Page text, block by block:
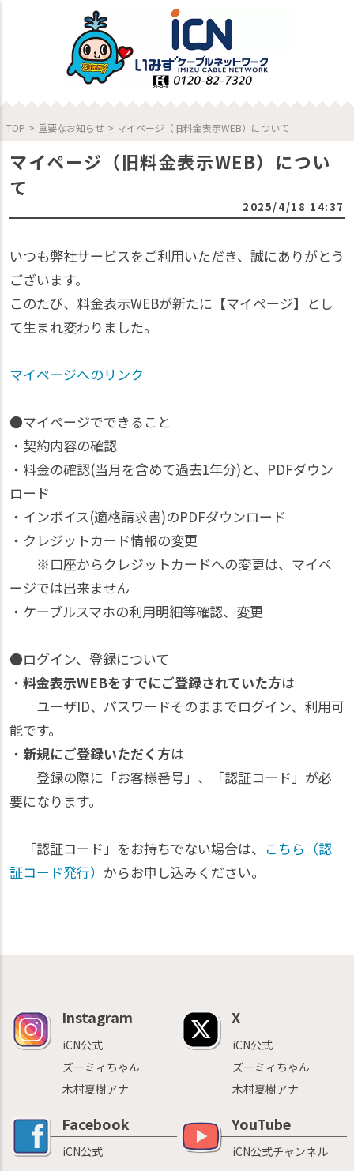
TOP > 重要なお知らせ > マイページ（旧料金表示WEB）について
マイページ（旧料金表示WEB）につい
て
2025/4/18 14:37
いつも弊社サービスをご利用いただき、誠にありがとう
ございます。
このたび、料金表示WEBが新たに【マイページ】とし
て生まれ変わりました。
マイページへのリンク
●マイページでできること
・契約内容の確認
・料金の確認(当月を含めて過去1年分)と、PDFダウン
ロード
・インボイス(適格請求書)のPDFダウンロード
・クレジットカード情報の変更
※口座からクレジットカードへの変更は、マイペ
ージでは出来ません
・ケーブルスマホの利用明細等確認、変更
●ログイン、登録について
・ 料金表示WEBをすでにご登録されていた方は
ユーザID、パスワードそのままでログイン、利用可
能です。
・ 新規にご登録いただく方は
登録の際に「お客様番号」、「認証コード」が必
要になります。
「認証コード」をお持ちでない場合は、 こちら（認
証コード発行） からお申し込みください。
Instagram
iCN公式
ズーミィちゃん
木村夏樹アナ
X
iCN公式
ズーミィちゃん
木村夏樹アナ
Facebook
iCN公式
YouTube
iCN公式チャンネル